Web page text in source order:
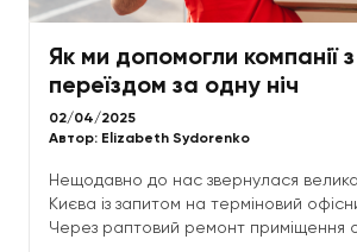
Як ми допомогли компанії
переїздом за одну ніч
02/04/2025
Автор: Elizabeth Sydorenko
Нещодавно до нас звернулася велика
Києва із запитом на терміновий
Через раптовий ремонт приміщення